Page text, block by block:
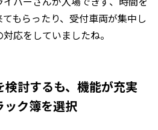
もらったり、受付車両が集中し
応をしていましたね。
討するも、機能が充実
ック簿を選択